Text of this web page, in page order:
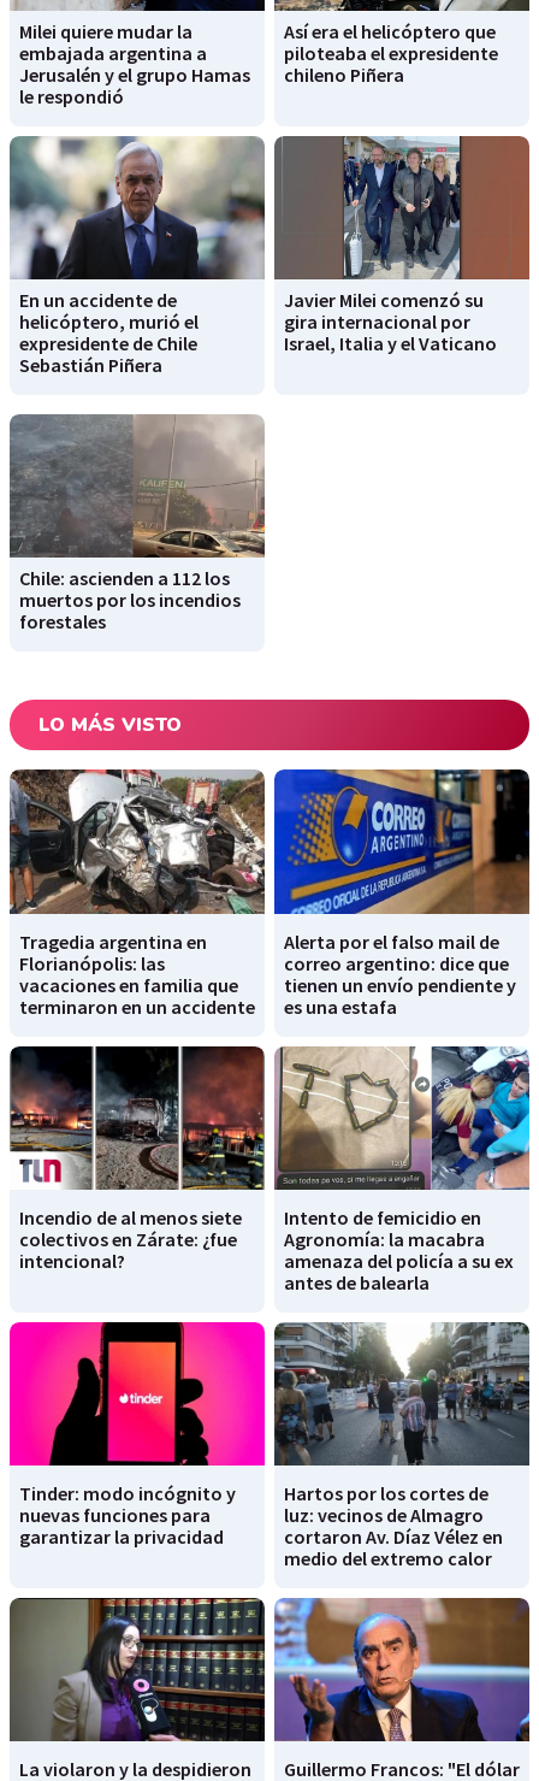
Milei quiere mudar la
embajada argentina a
Jerusalén y el grupo Hamas
le respondió
Así era el helicóptero que
piloteaba el expresidente
chileno Piñera
En un accidente de
helicóptero, murió el
expresidente de Chile
Sebastián Piñera
Javier Milei comenzó su
gira internacional por
Israel, Italia y el Vaticano
Chile: ascienden a 112 los
muertos por los incendios
forestales
LO MÁS VISTO
Tragedia argentina en
Florianópolis: las
vacaciones en familia que
terminaron en un accidente
Alerta por el falso mail de
correo argentino: dice que
tienen un envío pendiente y
es una estafa
Incendio de al menos siete
colectivos en Zárate: ¿fue
intencional?
Intento de femicidio en
Agronomía: la macabra
amenaza del policía a su ex
antes de balearla
Tinder: modo incógnito y
nuevas funciones para
garantizar la privacidad
Hartos por los cortes de
luz: vecinos de Almagro
cortaron Av. Díaz Vélez en
medio del extremo calor
La violaron y la despidieron
Guillermo Francos: "El dólar